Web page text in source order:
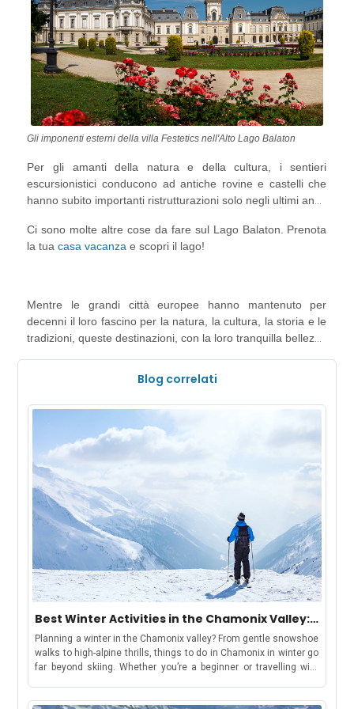
Gli imponenti esterni della villa Festetics nell'Alto Lago Balaton
Per gli amanti della natura e della cultura, i sentieri
escursionistici conducono ad antiche rovine e castelli che
hanno subito importanti ristrutturazioni solo negli ultimi anni:
restaurato nel 2022, che offre la possibilità di assistere a
giochi equestri storici, alla sala grande dei cavalieri, alla
Ci sono molte altre cose da fare sul Lago Balaton. Prenota
la tuacasa vacanza e scopri il lago!
Mentre le grandi città europee hanno mantenuto per
decenni il loro fascino per la natura, la cultura, la storia e le
tradizioni, queste destinazioni, con la loro tranquilla bellezza
Blog correlati
Best Winter Activities in the Chamonix Valley:
Chamonix, Les Houches, Argentière &
Vallorcine
Planning a winter in the Chamonix valley? From gentle snowshoe
walks to high-alpine thrills, things to do in Chamonix in winter go
far beyond skiing. Whether you’re a beginner or travelling with